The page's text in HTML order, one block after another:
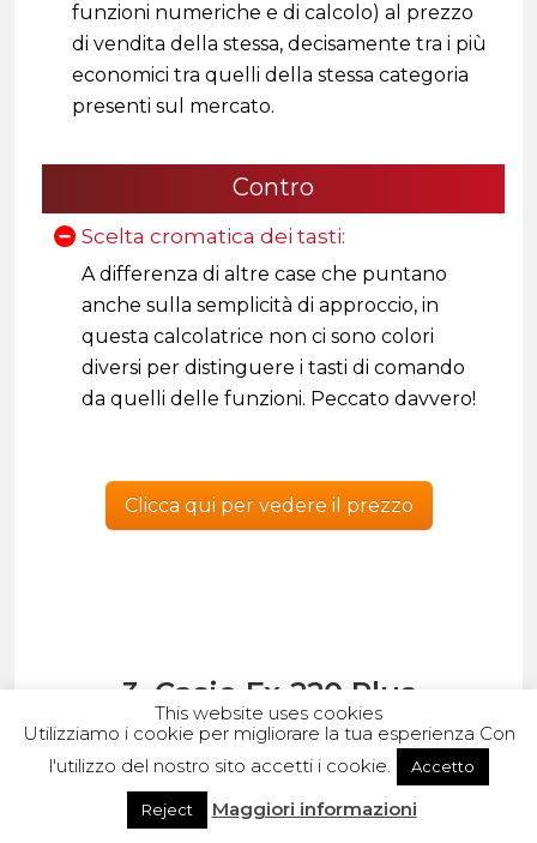
funzioni numeriche e di calcolo) al prezzo
di vendita della stessa, decisamente tra i più
economici tra quelli della stessa categoria
presenti sul mercato.
Contro
Scelta cromatica dei tasti:
A differenza di altre case che puntano
anche sulla semplicità di approccio, in
questa calcolatrice non ci sono colori
diversi per distinguere i tasti di comando
da quelli delle funzioni. Peccato davvero!
Clicca qui per vedere il prezzo
3. Casio Fx-220 Plus
Calcolatrice
This website uses cookies
Utilizziamo i cookie per migliorare la tua esperienza Con
l'utilizzo del nostro sito accetti i cookie.
Accetto
Reject Maggiori informazioni